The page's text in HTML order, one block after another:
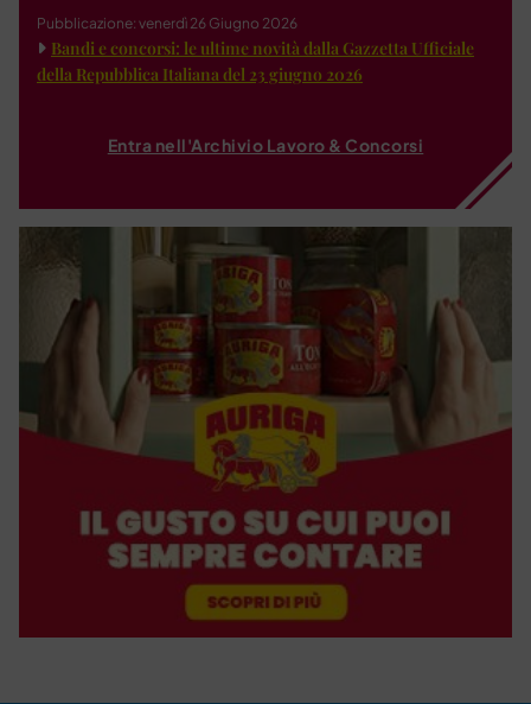
Pubblicazione: venerdì 26 Giugno 2026
Bandi e concorsi: le ultime novità dalla Gazzetta Ufficiale
della Repubblica Italiana del 23 giugno 2026
Entra nell'Archivio Lavoro & Concorsi